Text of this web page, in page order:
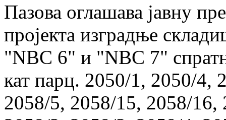
Пазова оглашава јавну
пројекта изградње
"NBC 6" и "NBC 7"
кат парц. 2050/1, 2050/4,
2058/5, 2058/15, 2058/